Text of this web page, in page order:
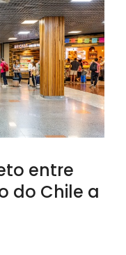
entre
do Chile a